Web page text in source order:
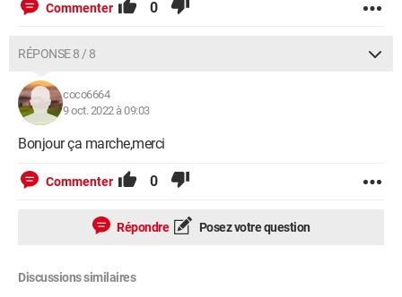
Commenter 0
RÉPONSE 8 / 8
coco6664
9 oct. 2022 à 09:03
Bonjour ça marche,merci
Commenter 0
Répondre Posez votre question
Discussions similaires